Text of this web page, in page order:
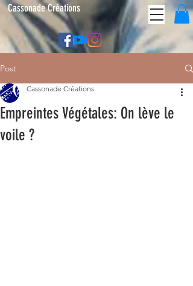
Cassonade Créations
Post
Empreintes Végétales: On lève le
voile ?
Cassonade Créations